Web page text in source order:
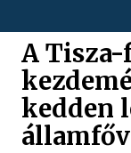
A
kedden